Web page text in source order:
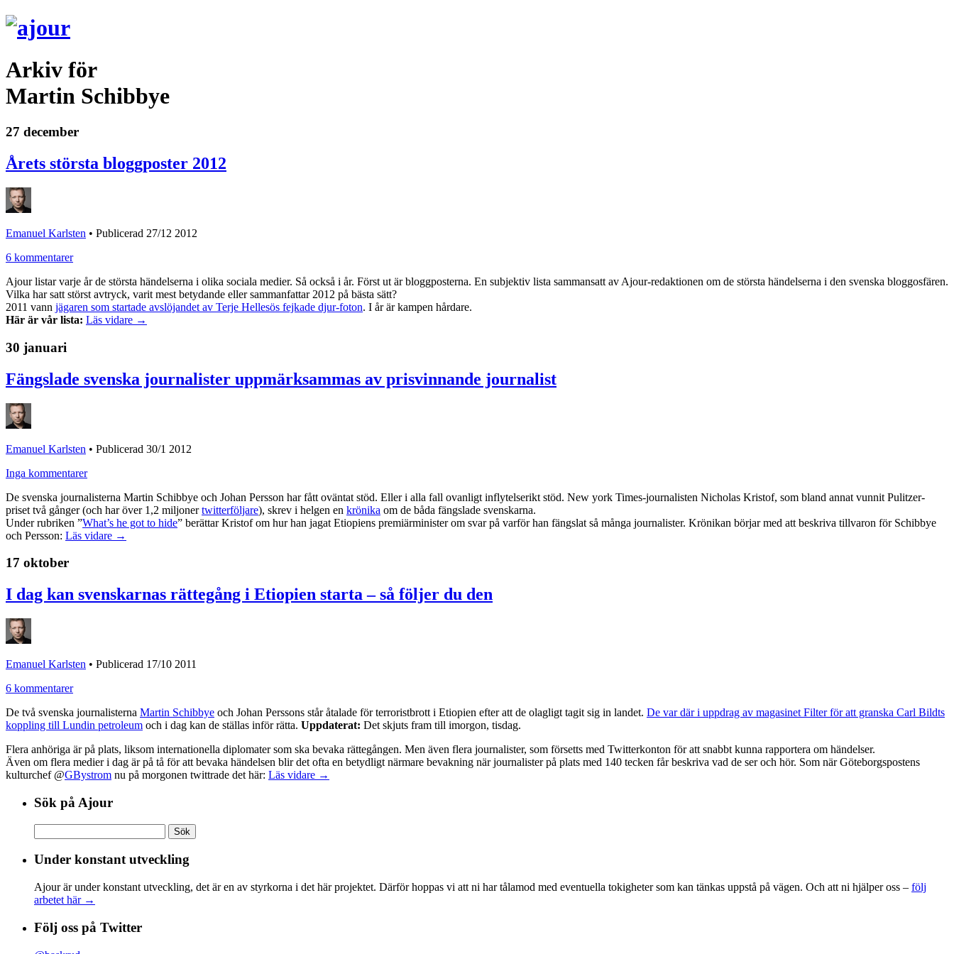
Arkiv för
Martin Schibbye
27 december
Årets största bloggposter 2012
Emanuel Karlsten • Publicerad 27/12 2012
6 kommentarer
Ajour listar varje år de största händelserna i olika sociala medier. Så också i år. Först ut är bloggposterna. En subjektiv lista sammansatt av Ajour-redaktionen om de största händelserna i den svenska bloggosfären.
Vilka har satt störst avtryck, varit mest betydande eller sammanfattar 2012 på bästa sätt?
2011 vann jägaren som startade avslöjandet av Terje Hellesös fejkade djur-foton. I år är kampen hårdare.
Här är vår lista: Läs vidare →
30 januari
Fängslade svenska journalister uppmärksammas av prisvinnande journalist
Emanuel Karlsten • Publicerad 30/1 2012
Inga kommentarer
De svenska journalisterna Martin Schibbye och Johan Persson har fått oväntat stöd. Eller i alla fall ovanligt inflytelserikt stöd. New york Times-journalisten Nicholas Kristof, som bland annat vunnit Pulitzer-
priset två gånger (och har över 1,2 miljonertwitterföljare), skrev i helgen en krönika om de båda fängslade svenskarna.
Under rubriken ”What’s he got to hide” berättar Kristof om hur han jagat Etiopiens premiärminister om svar på varför han fängslat så många journalister. Krönikan börjar med att beskriva tillvaron för Schibbye
och Persson: Läs vidare →
17 oktober
I dag kan svenskarnas rättegång i Etiopien starta – så följer du den
Emanuel Karlsten • Publicerad 17/10 2011
6 kommentarer
De två svenska journalisterna Martin Schibbye och Johan Perssons står åtalade för terroristbrott i Etiopien efter att de olagligt tagit sig in landet. De var där i uppdrag av magasinet Filter för att granska Carl Bildts
koppling till Lundin petroleum och i dag kan de ställas inför rätta. Uppdaterat: Det skjuts fram till imorgon, tisdag.
Flera anhöriga är på plats, liksom internationella diplomater som ska bevaka rättegången. Men även flera journalister, som försetts med Twitterkonton för att snabbt kunna rapportera om händelser.
Även om flera medier i dag är på tå för att bevaka händelsen blir det ofta en betydligt närmare bevakning när journalister på plats med 140 tecken får beskriva vad de ser och hör. Som när Göteborgspostens
kulturchef @GBystrom nu på morgonen twittrade det här: Läs vidare →
Sök på Ajour
efter:
Under konstant utveckling
Ajour är under konstant utveckling, det är en av styrkorna i det här projektet. Därför hoppas vi att ni har tålamod med eventuella tokigheter som kan tänkas uppstå på vägen. Och att ni hjälper oss – följ
arbetet här →
Följ oss på Twitter